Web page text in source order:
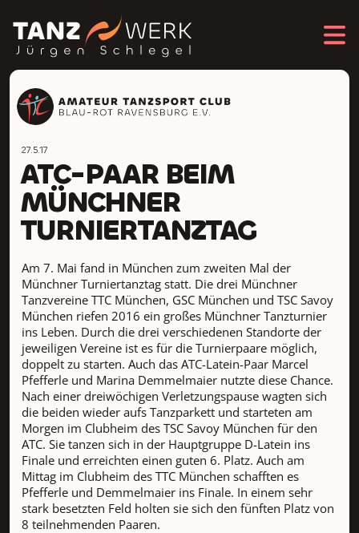
27.5.17
ATC-PAAR BEIM
MÜNCHNER
TURNIERTANZTAG
Am 7. Mai fand in München zum zweiten Mal der
Münchner Turniertanztag statt. Die drei Münchner
Tanzvereine TTC München, GSC München und TSC Savoy
München riefen 2016 ein großes Münchner Tanzturnier
ins Leben. Durch die drei verschiedenen Standorte der
jeweiligen Vereine ist es für die Turnierpaare möglich,
doppelt zu starten. Auch das ATC-Latein-Paar Marcel
Pfefferle und Marina Demmelmaier nutzte diese Chance.
Nach einer dreiwöchigen Verletzungspause wagten sich
die beiden wieder aufs Tanzparkett und starteten am
Morgen im Clubheim des TSC Savoy München für den
ATC. Sie tanzen sich in der Hauptgruppe D-Latein ins
Finale und erreichten einen guten 6. Platz. Auch am
Mittag im Clubheim des TTC München schafften es
Pfefferle und Demmelmaier ins Finale. In einem sehr
stark besetzten Feld holten sie sich den fünften Platz von
8 teilnehmenden Paaren.